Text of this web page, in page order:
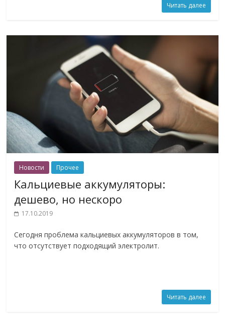
Читать далее
Новости Прочее
Кальциевые аккумуляторы:
дешево, но нескоро
17.10.2019
Сегодня проблема кальциевых аккумуляторов в том,
что отсутствует подходящий электролит.
Читать далее